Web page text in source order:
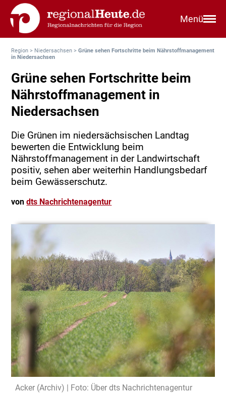
Menü
Region > Niedersachsen >Grüne sehen Fortschritte beim Nährstoffmanagement
in Niedersachsen
Grüne sehen Fortschritte beim
Nährstoffmanagement in
Niedersachsen
Die Grünen im niedersächsischen Landtag
bewerten die Entwicklung beim
Nährstoffmanagement in der Landwirtschaft
positiv, sehen aber weiterhin Handlungsbedarf
beim Gewässerschutz.
vondts Nachrichtenagentur
Acker (Archiv) | Foto: Über dts Nachrichtenagentur